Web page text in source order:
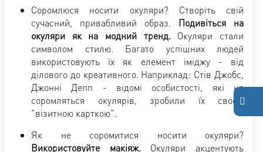
Соромлюся носити окуляри? Створіть свій
сучасний, привабливий образ. Подивіться на
окуляри як на модний тренд. Окуляри стали
символом стилю. Багато успішних людей
використовують їх як елемент іміджу - від
ділового до креативного. Наприклад: Стів Джобс,
Джонні Депп - відомі особистості, які не
соромляться окулярів, зробили їх своєю
"візитною карткою".
Як не соромитися носити окуляри?
Використовуйте макіяж. Окуляри акцентують